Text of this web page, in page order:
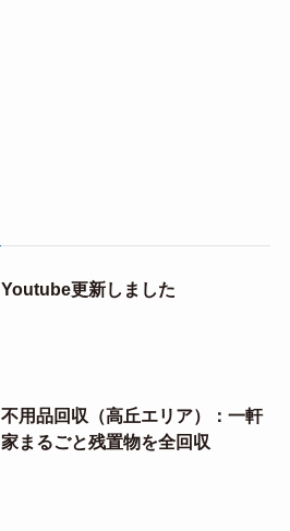
Youtube更新しました
不用品回収（高丘エリア）：一軒
家まるごと残置物を全回収